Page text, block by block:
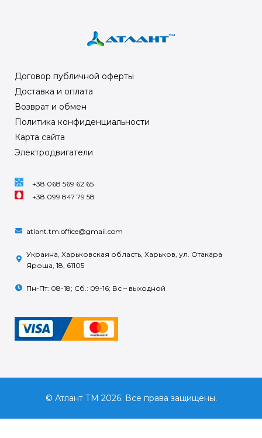
Договор публичной оферты
Доставка и оплата
Возврат и обмен
Политика конфиденциальности
Карта сайта
Электродвигатели
+38 068 569 62 65
+38 099 847 79 58
atlant.tm.office@gmail.com
Украина, Харьковская область, Харьков, ул. Отакара
Яроша, 18, 61105
Пн-Пт: 08-18; Сб.: 09-16; Вс – выходной
© Атлант ТМ 2026. Все права защищены.